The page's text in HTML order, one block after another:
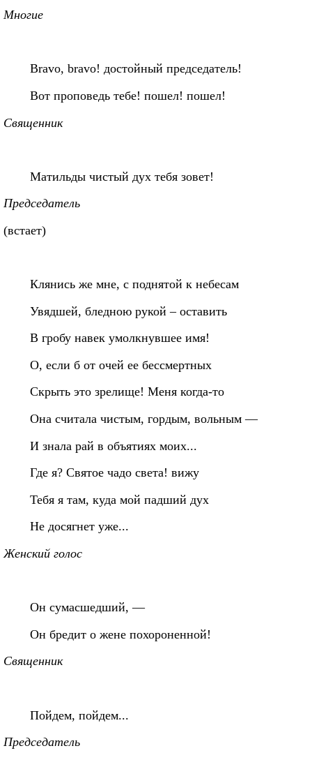
Mногие
Bravo, bravo! достойный председатель!
Вот проповедь тебе! пошел! пошел!
Священник
Матильды чистый дух тебя зовет!
Председатель
(встает)
Клянись же мне, с поднятой к небесам
Увядшей, бледною рукой – оставить
В гробу навек умолкнувшее имя!
О, если б от очей ее бессмертных
Скрыть это зрелище! Меня когда-то
Она считала чистым, гордым, вольным —
И знала рай в объятиях моих...
Где я? Святое чадо света! вижу
Тебя я там, куда мой падший дух
Не досягнет уже...
Женский голос
Он сумасшедший, —
Он бредит о жене похороненной!
Священник
Пойдем, пойдем...
Председатель